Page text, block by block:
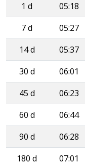
1 d
05:18
7 d
05:27
14 d
05:37
30 d
06:01
45 d
06:23
60 d
06:44
90 d
06:28
180 d
07:01